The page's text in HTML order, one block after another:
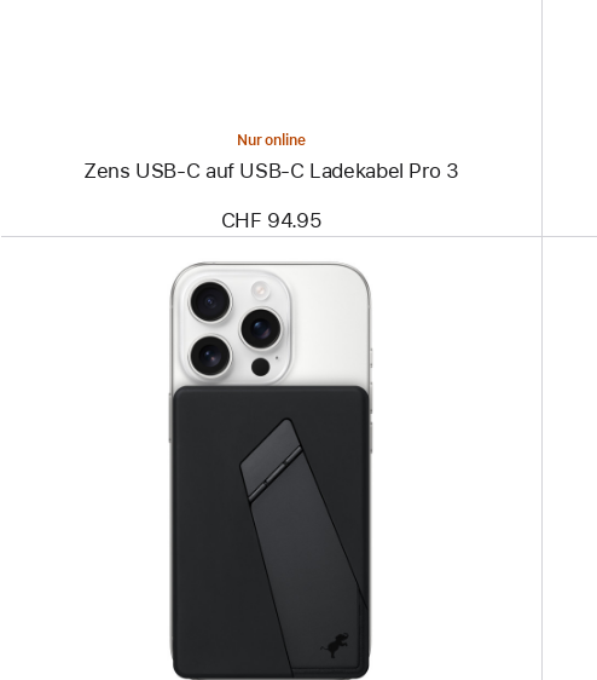
Nur online
Zens USB‑C auf USB‑C Ladekabel Pro 3
CHF 94.95
Zurück
Bild
-
Nimble
Champ
10k
Kabelloses
Tragbares
Ladegerät